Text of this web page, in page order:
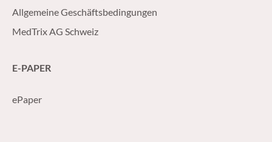
Allgemeine Geschäftsbedingungen
MedTrix AG Schweiz
E-PAPER
ePaper